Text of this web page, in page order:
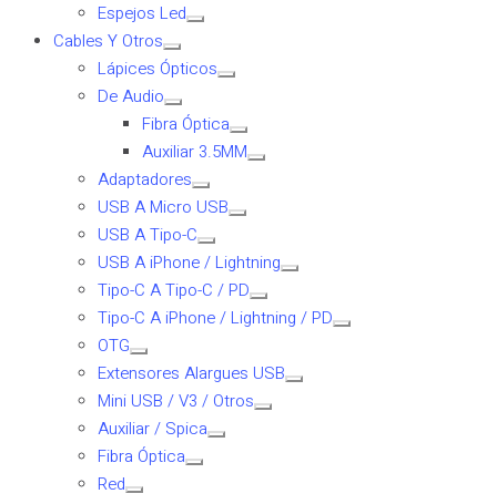
Espejos Led
Cables Y Otros
Lápices Ópticos
De Audio
Fibra Óptica
Auxiliar 3.5MM
Adaptadores
USB A Micro USB
USB A Tipo-C
USB A iPhone / Lightning
Tipo-C A Tipo-C / PD
Tipo-C A iPhone / Lightning / PD
OTG
Extensores Alargues USB
Mini USB / V3 / Otros
Auxiliar / Spica
Fibra Óptica
Red